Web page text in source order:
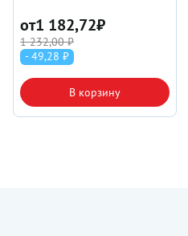
от1 182,72₽
1 232,00 ₽
- 49,28 ₽
В корзину